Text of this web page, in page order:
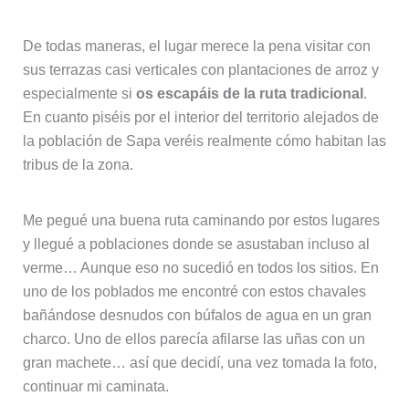
De todas maneras, el lugar merece la pena visitar con
sus terrazas casi verticales con plantaciones de arroz y
especialmente si os escapáis de la ruta tradicional .
En cuanto piséis por el interior del territorio alejados de
la población de Sapa veréis realmente cómo habitan las
tribus de la zona.
Me pegué una buena ruta caminando por estos lugares
y llegué a poblaciones donde se asustaban incluso al
verme… Aunque eso no sucedió en todos los sitios. En
uno de los poblados me encontré con estos chavales
bañándose desnudos con búfalos de agua en un gran
charco. Uno de ellos parecía afilarse las uñas con un
gran machete… así que decidí, una vez tomada la foto,
continuar mi caminata.